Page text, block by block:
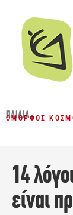
ΠΑΙΔΙΆ
ΌΜΟΡΦΟΣ
14
είναι